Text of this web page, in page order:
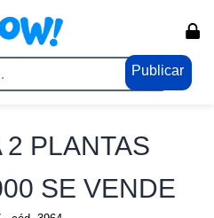
Publicar
2 PLANTAS
SE VENDE